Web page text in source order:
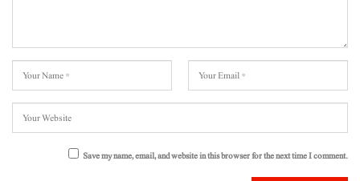
Save my name, email, and website in this browser for the next time I comment.